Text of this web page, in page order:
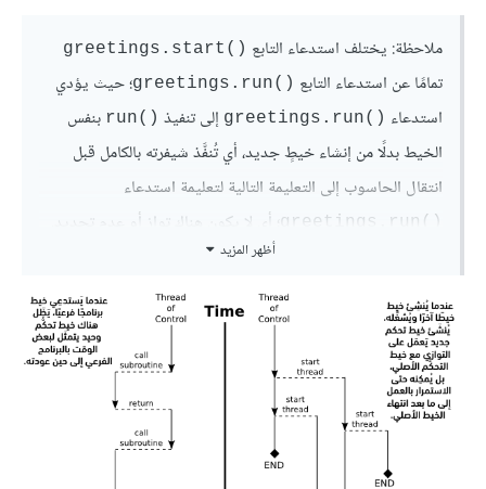
ملاحظة: يختلف استدعاء التابع greetings.start()‎
تمامًا عن استدعاء التابع greetings.run()‎؛ حيث يؤدي
استدعاء greetings.run()‎ إلى تنفيذ run()‎ بنفس
الخيط بدلًا من إنشاء خيطٍ جديد، أي تُنفَّذ شيفرته بالكامل قبل
انتقال الحاسوب إلى التعليمة التالية لتعليمة استدعاء
greetings.run()‎ ؛ أي لا يكون هناك توازٍ أو عدم تحديد.
أظهر المزيد